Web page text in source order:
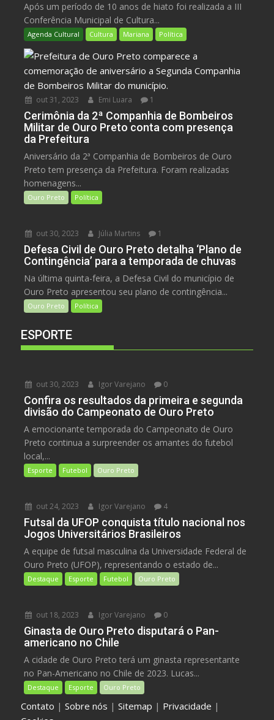
Após um período de 10 anos de hiato foi realizada a III
Conferência Municipal de Cultura...
Agenda Cultural Cultura Mariana Política
out 31, 2023 Emi Luara 1
Cerimônia da 2ª Companhia de Bombeiros
Militar de Ouro Preto conta com presença
da Prefeitura
Aniversário da 2ª Companhia de Bombeiros de Ouro
Preto tem presença da Prefeitura. Foram realizadas
homenagens...
Ouro Preto Política
out 30, 2023 Júlia Martins 1
Defesa Civil de Ouro Preto detalha ‘Plano de
Contingência’ para a temporada de chuvas
Na última quinta-feira, a Defesa Civil do município de
Ouro Preto apresentou seu plano de contingência...
Ouro Preto Política
ESPORTE
out 30, 2023 Igor Varejano 0
Confira os resultados da primeira e segunda
divisão do Campeonato de Ouro Preto
A emocionante temporada do Campeonato de Ouro
Preto continua a surpreender os amantes do futebol
local,...
Esporte Futebol Ouro Preto
out 24, 2023 Igor Varejano 4
Futsal da UFOP conquista título nacional nos
Jogos Universitários Brasileiros
A equipe de futsal masculina da Universidade Federal de
Ouro Preto (UFOP), representando o estado de...
Destaque Esporte Futebol Ouro Preto
out 18, 2023 Igor Varejano 0
Ginasta de Ouro Preto disputará o Pan-
americano no Chile
A cidade de Ouro Preto terá um ginasta representante
no Pan-Americano no Chile de 2023. Lucas...
Destaque Esporte Ouro Preto
Contato |Sobre nós |Sitemap | Privacidade |